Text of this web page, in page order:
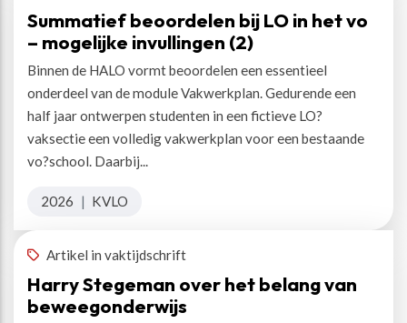
Summatief beoordelen bij LO in het vo
– mogelijke invullingen (2)
Binnen de HALO vormt beoordelen een essentieel
onderdeel van de module Vakwerkplan. Gedurende een
half jaar ontwerpen studenten in een fictieve LO?
vaksectie een volledig vakwerkplan voor een bestaande
vo?school. Daarbij...
2026 | KVLO
Artikel in vaktijdschrift
Harry Stegeman over het belang van
beweegonderwijs